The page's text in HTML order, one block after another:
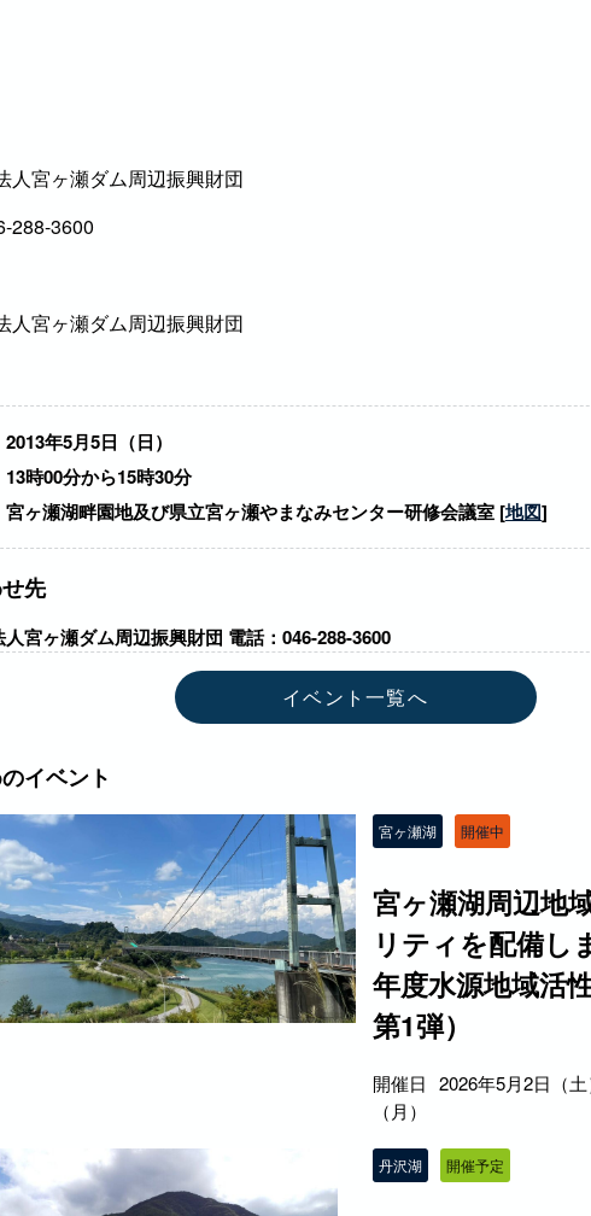
人宮ヶ瀬ダム周辺振興財団
288-3600
人宮ヶ瀬ダム周辺振興財団
2013年5月5日（日）
13時00分から15時30分
宮ヶ瀬湖畔園地及び県立宮ヶ瀬やまなみセンター研修会議室 [地図]
先
宮ヶ瀬ダム周辺振興財団 電話：046-288-3600
イベント一覧へ
イベント
宮ヶ瀬湖 開催中
宮ヶ瀬湖周辺地
リティを配備し
年度水源地域活
第1弾）
開催日 2026年5月2日（
（月）
丹沢湖 開催予定